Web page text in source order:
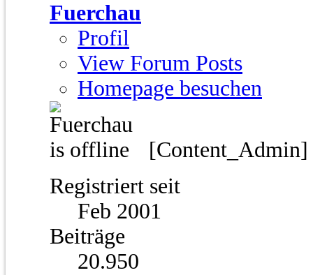
Fuerchau
Profil
View Forum Posts
Homepage besuchen
[Content_Admin]
Registriert seit
Feb 2001
Beiträge
20.950